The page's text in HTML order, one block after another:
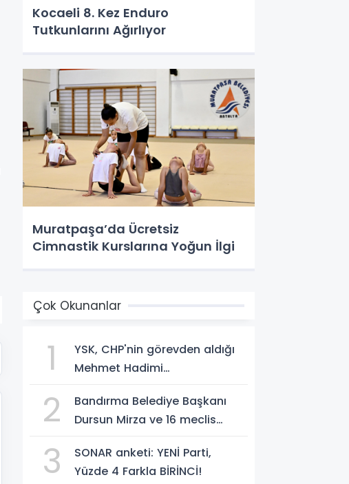
Kocaeli 8. Kez Enduro
Tutkunlarını Ağırlıyor
Muratpaşa’da Ücretsiz
Cimnastik Kurslarına Yoğun İlgi
Çok Okunanlar
1
YSK, CHP'nin görevden aldığı
Mehmet Hadimi
temsilcisi olarak atadı!
2
Bandırma Belediye Başkanı
Dursun Mirza ve 16 meclis
geçti!
3
SONAR anketi: YENİ Parti,
Yüzde 4 Farkla BİRİNCİ!